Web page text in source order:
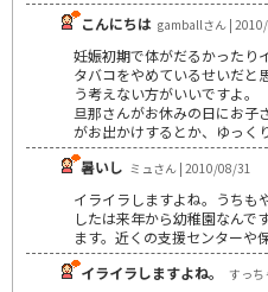
こんにちは gamballさん |
妊娠初期で体がだるかったり
タバコをやめているせいだと
う考えない方がいいですよ。
旦那さんがお休みの日にお子
がお出かけするとか、ゆっく
暑いし ミュさん | 2010/08/31
イライラしますよね。うちも
したは来年から幼稚園なんで
ます。近くの支援センターや
イライラしますよね。
すっ